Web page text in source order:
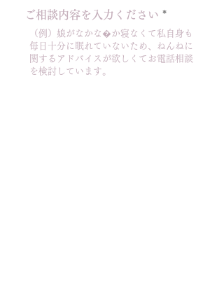
ご相談内容を入力ください